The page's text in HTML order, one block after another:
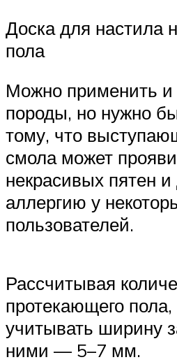
Доска для настила
пола
Можно применить
породы, но нужно
тому, что
смола может
некрасивых пятен
аллергию у
пользователей.
Рассчитывая
протекающего пола,
учитывать ширину
ними — 5–7 мм.